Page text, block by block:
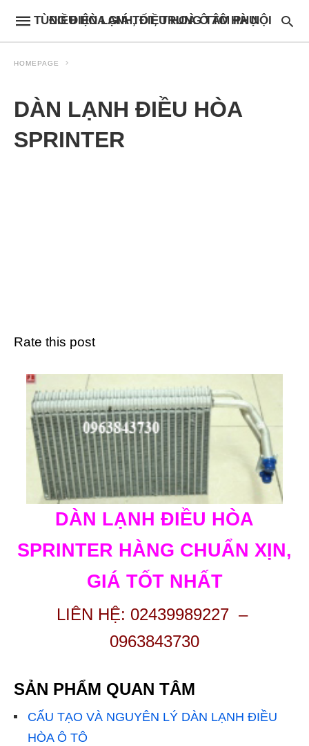
ĐIỀU HÒA GIÁ TỐT, TRUNG TÂM PHỤ TÙNG ĐIỆN LẠNH, ĐIỀU HOÀ Ô TÔ HÀ NỘI
HOMEPAGE
DÀN LẠNH ĐIỀU HÒA
SPRINTER
Rate this post
DÀN LẠNH ĐIỀU HÒA
SPRINTER HÀNG CHUẨN XỊN,
GIÁ TỐT NHẤT
LIÊN HỆ: 02439989227 –
0963843730
SẢN PHẨM QUAN TÂM
CẤU TẠO VÀ NGUYÊN LÝ DÀN LẠNH ĐIỀU
HÒA Ô TÔ